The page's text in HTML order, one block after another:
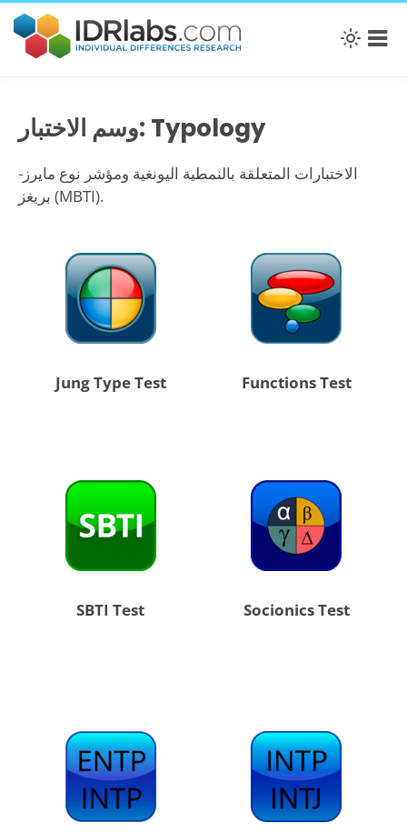
وسم الاختبار: Typology
الاختبارات المتعلقة بالنمطية اليونغية ومؤشر نوع مايرز-
بريغز (MBTI).
Jung Type Test Functions Test
SBTI Test Socionics Test